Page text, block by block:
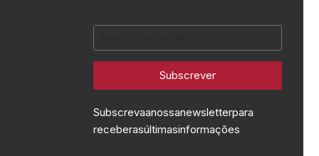
Subscrever
Subscreva a nossa newsletter para
receber as últimas informações